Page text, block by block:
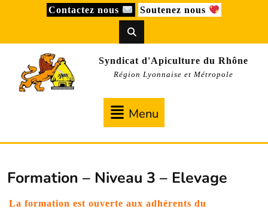
Contactez nous Soutenez nous
Syndicat d'Apiculture du Rhône
Région Lyonnaise et Métropole
Menu
Formation – Niveau 3 – Elevage
La formation est ouverte aux adhérents du